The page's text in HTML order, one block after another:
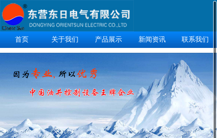
首页 关于我们 产品展示 新闻资讯 联系我们